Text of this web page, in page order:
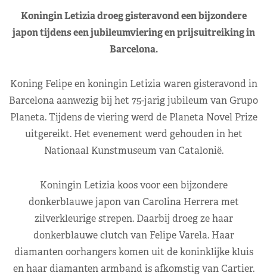
Koningin Letizia droeg gisteravond een bijzondere
japon tijdens een jubileumviering en prijsuitreiking in
Barcelona.
Koning Felipe en koningin Letizia waren gisteravond in
Barcelona aanwezig bij het 75-jarig jubileum van Grupo
Planeta. Tijdens de viering werd de Planeta Novel Prize
uitgereikt. Het evenement werd gehouden in het
Nationaal Kunstmuseum van Catalonië.
Koningin Letizia koos voor een bijzondere
donkerblauwe japon van Carolina Herrera met
zilverkleurige strepen. Daarbij droeg ze haar
donkerblauwe clutch van Felipe Varela. Haar
diamanten oorhangers komen uit de koninklijke kluis
en haar diamanten armband is afkomstig van Cartier.